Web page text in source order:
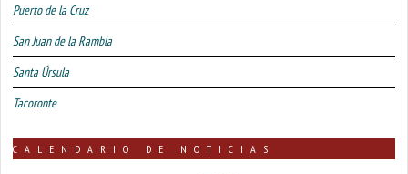
Puerto de la Cruz
San Juan de la Rambla
Santa Úrsula
Tacoronte
CALENDARIO DE NOTICIAS